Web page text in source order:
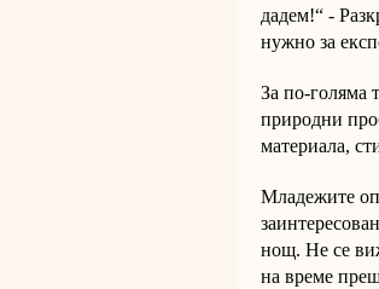
дадем!“ -
нужно за
За по-голяма
природни
материала,
Младежите
нощ. Не се
на време